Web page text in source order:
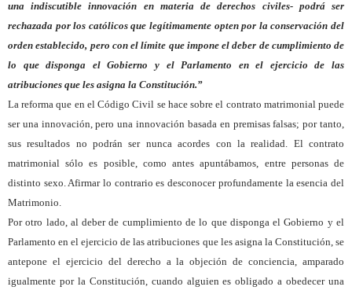
una indiscutible innovación en materia de derechos civiles- podrá ser
rechazada por los católicos que legítimamente opten por la conservación del
orden establecido, pero con el límite que impone el deber de cumplimiento de
lo que disponga el Gobierno y el Parlamento en el ejercicio de las
atribuciones que les asigna la Constitución.”
La reforma que en el Código Civil se hace sobre el contrato matrimonial puede
ser una innovación, pero una innovación basada en premisas falsas; por tanto,
sus resultados no podrán ser nunca acordes con la realidad. El contrato
matrimonial sólo es posible, como antes apuntábamos, entre personas de
distinto sexo. Afirmar lo contrario es desconocer profundamente la esencia del
Matrimonio.
Por otro lado, al deber de cumplimiento de lo que disponga el Gobierno y el
Parlamento en el ejercicio de las atribuciones que les asigna la Constitución, se
antepone el ejercicio del derecho a la objeción de conciencia, amparado
igualmente por la Constitución, cuando alguien es obligado a obedecer una